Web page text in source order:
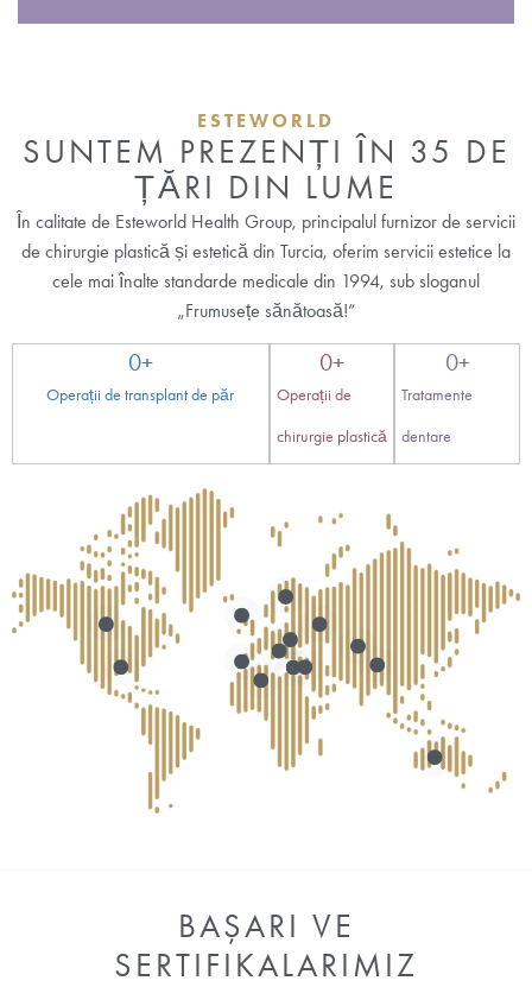
ESTEWORLD
SUNTEM PREZENȚI ÎN 35 DE
ȚĂRI DIN LUME
În calitate de Esteworld Health Group, principalul furnizor de servicii
de chirurgie plastică și estetică din Turcia, oferim servicii estetice la
cele mai înalte standarde medicale din 1994, sub sloganul
„Frumusețe sănătoasă!”
Operații de transplant de păr
0+
Operații de
chirurgie plastică
0+
Tratamente
dentare
0+
BAŞARI VE
SERTIFIKALARIMIZ